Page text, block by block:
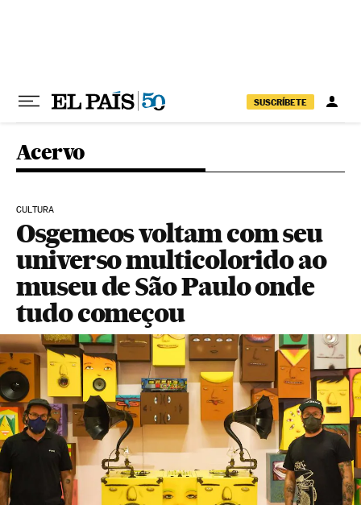
SUSCRÍBETE
Acervo
CULTURA
Osgemeos voltam com seu
universo multicolorido ao
museu de São Paulo onde
tudo começou